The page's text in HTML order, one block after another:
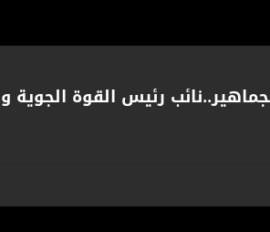
رئيس القوة الجوية وليد